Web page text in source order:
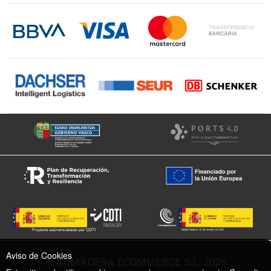
Instagram
Facebook
© COMADERA ECOMMERCE S.L. 2026
Aviso de Cookies